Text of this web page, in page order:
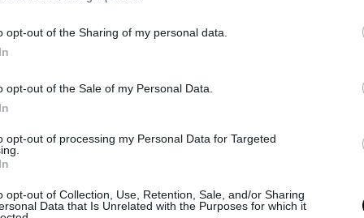
opt-out of the Sharing of my personal data.
opt-out of the Sale of my Personal Data.
opt-out of processing my Personal Data for Targeted
opt-out of Collection, Use, Retention, Sale, and/or Sharing
Data that Is Unrelated with the Purposes for which it
αρνείται όλες τις κατηγορίες,
προκλήθηκε από ατύχημα και ότι δεν
με τον ανήλικο. Η υπεράσπισή του
γενετικού υλικού και αμφισβητεί τις
της υπόθεσης.
έχουν ασκηθεί κατηγορίες για κατ’
πράξεις με ανήλικο και σωματική βλάβη
έχει ήδη διαταχθεί η προσωρινή του